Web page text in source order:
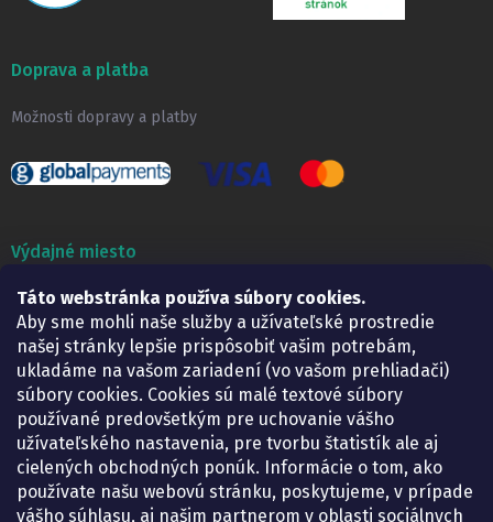
Táto webstránka používa súbory cookies.
Aby sme mohli naše služby a užívateľské prostredie
našej stránky lepšie prispôsobiť vašim potrebám,
ukladáme na vašom zariadení (vo vašom prehliadači)
súbory cookies. Cookies sú malé textové súbory
používané predovšetkým pre uchovanie vášho
užívateľského nastavenia, pre tvorbu štatistík ale aj
cielených obchodných ponúk. Informácie o tom, ako
používate našu webovú stránku, poskytujeme, v prípade
vášho súhlasu, aj našim partnerom v oblasti sociálnych
Doprava a platba
Možnosti dopravy a platby
Výdajné miesto
Lekáreň ADONAI
Košice – Smetanova 2
Pondelok:
07.30 – 15.30 h.
Utorok:
07.30 – 16.00 h.
Streda:
07.30 – 16.00 h.
Štvrtok:
07.30 – 15.30 h.
Piatok:
07.30 – 15.30 h.
KONTAKT